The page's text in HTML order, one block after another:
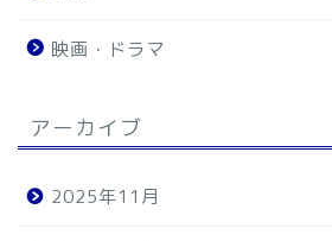
映画・ドラマ
アーカイブ
2025年11月